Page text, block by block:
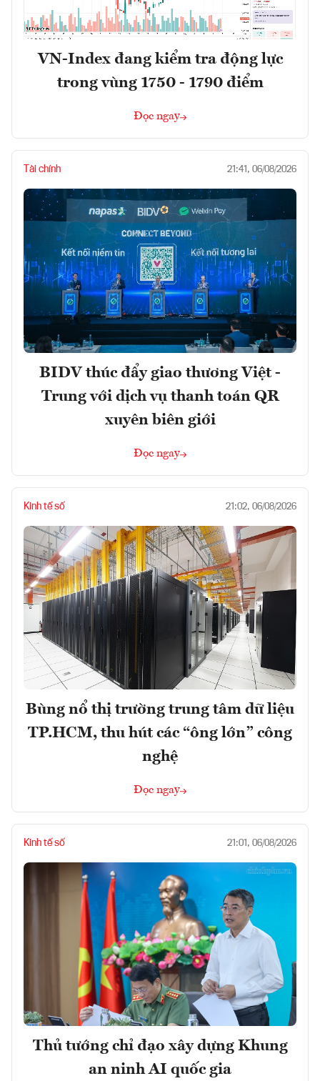
VN-Index đang kiểm tra động lực
trong vùng 1750 - 1790 điểm
Đọc ngay
Tài chính 21:41, 06/08/2026
BIDV thúc đẩy giao thương Việt -
Trung với dịch vụ thanh toán QR
xuyên biên giới
Đọc ngay
Kinh tế số 21:02, 06/08/2026
Bùng nổ thị trường trung tâm dữ liệu
TP.HCM, thu hút các “ông lớn” công
nghệ
Đọc ngay
Kinh tế số 21:01, 06/08/2026
Thủ tướng chỉ đạo xây dựng Khung
an ninh AI quốc gia